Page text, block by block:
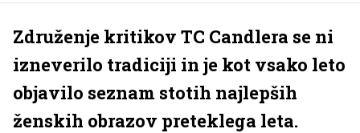
Združenje kritikov TC Candlera se ni
izneverilo tradiciji in je kot vsako leto
objavilo seznam stotih najlepših
ženskih obrazov preteklega leta.